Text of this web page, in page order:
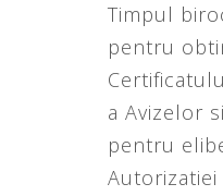
Timpul
pentru
a Avizelor
pentru